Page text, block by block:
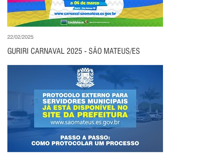
22/02/2025
GURIRI CARNAVAL 2025 - SÃO MATEUS/ES